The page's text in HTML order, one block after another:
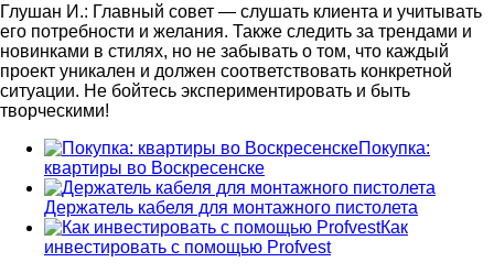
Глушан И.: Главный совет — слушать клиента и учитывать
его потребности и желания. Также следить за трендами и
новинками в стилях, но не забывать о том, что каждый
проект уникален и должен соответствовать конкретной
ситуации. Не бойтесь экспериментировать и быть
творческими!
Покупка:
квартиры во Воскресенске
Держатель кабеля для монтажного пистолета
Как
инвестировать с помощью Profvest